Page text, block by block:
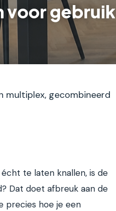
voor gebruik
multiplex, gecombineerd
te laten knallen, is de
Dat doet afbreuk aan de
precies hoe je een